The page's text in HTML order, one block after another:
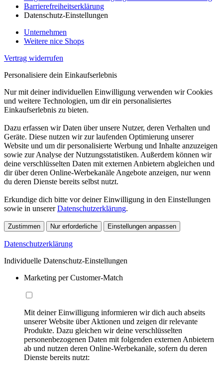
Barrierefreiheitserklärung
Datenschutz-Einstellungen
Unternehmen
Weitere nice Shops
Vertrag widerrufen
Personalisiere dein Einkaufserlebnis
Nur mit deiner individuellen Einwilligung verwenden wir Cookies
und weitere Technologien, um dir ein personalisiertes
Einkaufserlebnis zu bieten.
Dazu erfassen wir Daten über unsere Nutzer, deren Verhalten und
Geräte. Diese nutzen wir zur laufenden Optimierung unserer
Website und um dir personalisierte Werbung und Inhalte anzuzeigen
sowie zur Analyse der Nutzungsstatistiken. Außerdem können wir
deine verschlüsselten Daten mit externen Anbietern abgleichen und
dir über deren Online-Werbekanäle Angebote anzeigen, nur wenn
du deren Dienste bereits selbst nutzt.
Erkundige dich bitte vor deiner Einwilligung in den Einstellungen
sowie in unsererDatenschutzerklärung.
Zustimmen Nur erforderliche Einstellungen anpassen
Datenschutzerklärung
Individuelle Datenschutz-Einstellungen
Marketing per Customer-Match
Mit deiner Einwilligung informieren wir dich auch abseits
unserer Website über Aktionen und zeigen dir relevante
Produkte. Dazu gleichen wir deine verschlüsselten
personenbezogenen Daten mit folgenden externen Anbietern
ab und nutzen deren Online-Werbekanäle, sofern du deren
Dienste bereits nutzt: